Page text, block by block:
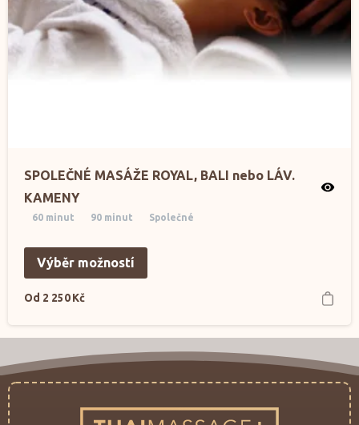
SPOLEČNÉ MASÁŽE ROYAL, BALI nebo LÁV.
KAMENY
60 minut 90 minut Společné
Výběr možností
Od 2 250Kč